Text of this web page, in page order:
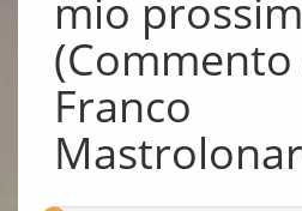
mio
Franco